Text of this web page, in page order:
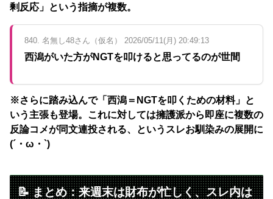
剰反応」という指摘が複数。
840. 名無し48さん（仮名） 2026/05/11(月) 20:49:13
西潟がいた方がNGTを叩けると思ってるのが世間
※さらに踏み込んで「西潟＝NGTを叩くための材料」と
いう主張も登場。これに対しては擁護派から即座に複数の
反論コメが同文連投される、というスレお馴染みの展開に
(´・ω・`)
📝 まとめ：来週末は財布が忙しく、スレ内は